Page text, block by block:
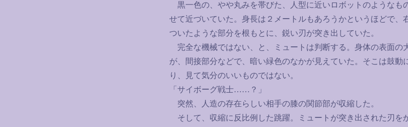
黒一色の、やや丸みを帯びた、人型に近いロボットのようなも
せて近づいていた。身長は２メートルもあろうかというほどで、
ついたような部分を根もとに、鋭い刃が突き出していた。
完全な機械ではない、と、ミュートは判断する。身体の表面の
が、間接部分などで、暗い緑色のなかが見えていた。そこは鼓動
り、見て気分のいいものではない。
「サイボーグ戦士…… ？」
突然、人造の存在らしい相手の膝の関節部が収縮した。
そして、収縮に反比例した跳躍。ミュートが突き出された刃を